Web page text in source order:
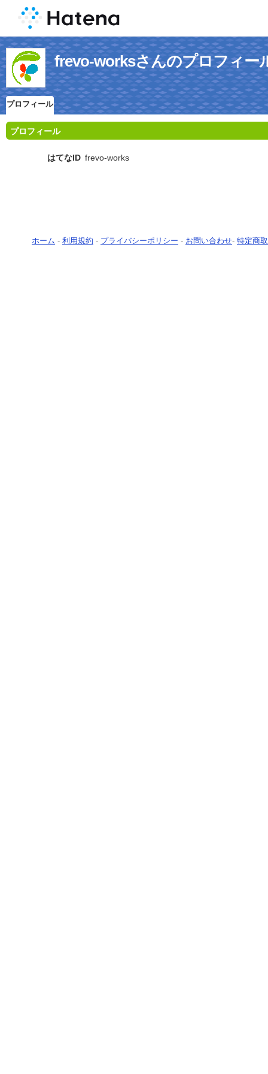
frevo-worksさんのプロフィー
プロフィール
プロフィール
はてなID frevo-works
ホーム - 利用規約 - プライバシーポリシー - お問い合わせ- 特定商